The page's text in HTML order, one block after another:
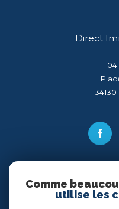
Direct
04
34130
Direct Immobilier
Comme
utilise les